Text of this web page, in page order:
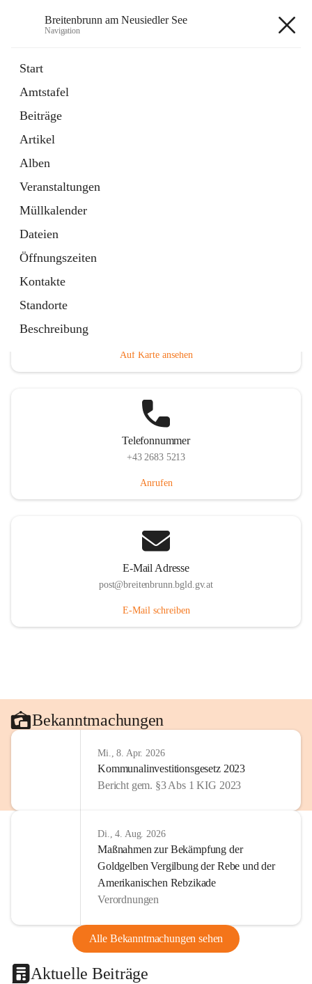
Breitenbrunn am Neusiedler See
Navigation
Start
Amtstafel
Beiträge
Artikel
Alben
Veranstaltungen
Müllkalender
Dateien
Öffnungszeiten
Kontakte
Standorte
Beschreibung
18 Schnellzugriffe
Gemeindeservice
Auf Karte ansehen
Telefonnummer
+43 2683 5213
Anrufen
E-Mail Adresse
post@breitenbrunn.bgld.gv.at
E-Mail schreiben
Bekanntmachungen
Mi., 8. Apr. 2026
Kommunalinvestitionsgesetz 2023
Bericht gem. §3 Abs 1 KIG 2023
Di., 4. Aug. 2026
Maßnahmen zur Bekämpfung der
Goldgelben Vergilbung der Rebe und der
Amerikanischen Rebzikade
Verordnungen
Alle Bekanntmachungen sehen
Aktuelle Beiträge